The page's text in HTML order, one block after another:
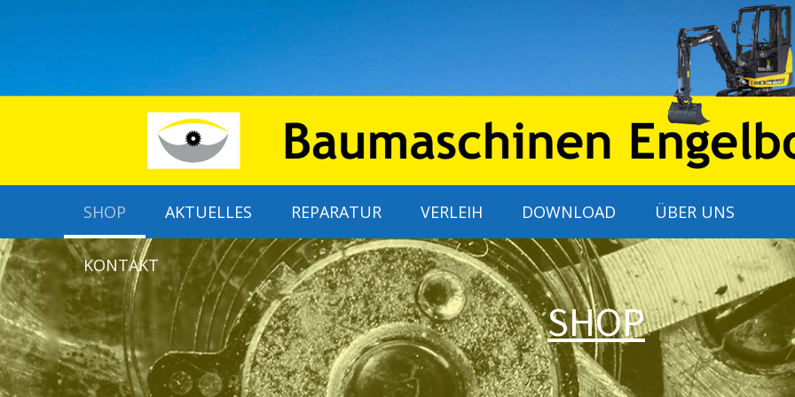
SHOP AKTUELLES REPARATUR VERLEIH DOWNLOAD ÜBER UNS
KONTAKT
SHOP